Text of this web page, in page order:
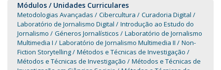
Módulos / Unidades Curriculares
Metodologias Avançadas Cibercultura
Curadoria Digital
Laboratório de Jornalismo Digital
Introdução ao Estudo do
Jornalismo
Géneros Jornalísticos
Laboratório de Jornalismo
Multimedia I
Laboratório de Jornalismo Multimedia II
Non-
Fiction Storytelling
Métodos e Técnicas de Investigação
Métodos e Técnicas de Investigação
Métodos e Técnicas de